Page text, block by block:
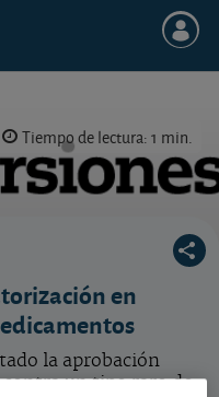
Tiempo de lectura: 1 min.
en
la aprobación
un tipo raro de